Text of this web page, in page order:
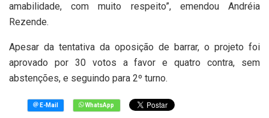
amabilidade, com muito respeito”, emendou Andréia
Rezende.
Apesar da tentativa da oposição de barrar, o projeto foi
aprovado por 30 votos a favor e quatro contra, sem
abstenções, e seguindo para 2º turno.